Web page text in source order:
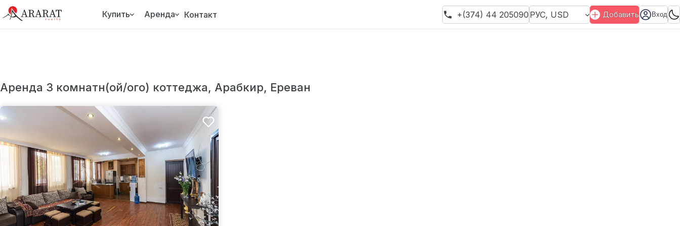
Купить Аренда Контакт +(374) 44 205090 РУС, USD Добавить Вход
Аренда 3 комнатн(ой/ого) коттеджа, Арабкир, Ереван